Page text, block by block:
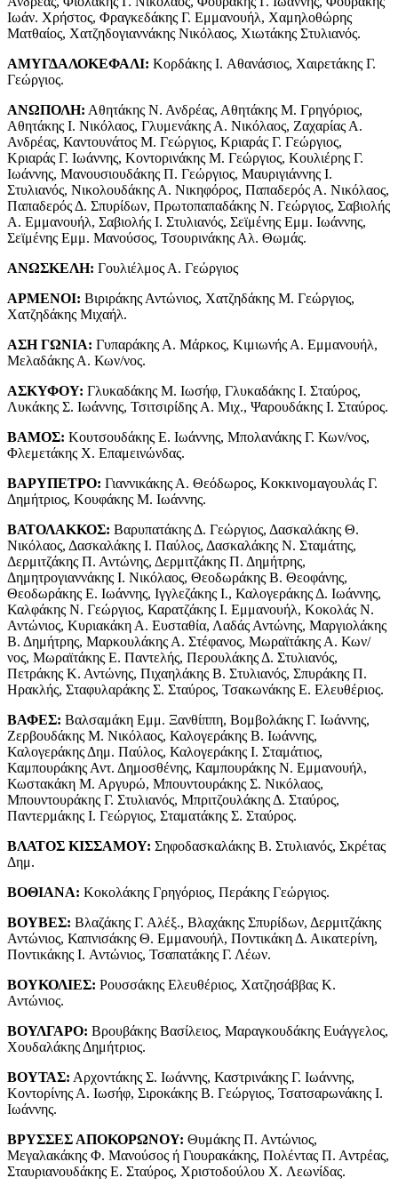
Ιωάν. Χρήστος, Φραγκεδάκης Γ. Εμμανουήλ, Χαμηλοθώρης
Ματθαίος, Χατζηδογιαννάκης Νικόλαος, Χιωτάκης Στυλιανός.
ΑΜΥΓΔΑΛΟΚΕΦΑΛΙ: Κορδάκης I. Αθανάσιος, Χαιρετάκης Γ.
Γεώργιος.
ΑΝΩΠΟΛΗ: Αθητάκης Ν. Ανδρέας, Αθητάκης Μ. Γρηγόριος,
Αθητάκης I. Νικόλαος, Γλυμενάκης Α. Νικόλαος, Ζαχαρίας Α.
Ανδρέας, Καντουνάτος Μ. Γεώργιος, Κριαράς Γ. Γεώργιος,
Κριαράς Γ. Ιωάννης, Κοντορινάκης Μ. Γεώργιος, Κουλιέρης Γ.
Ιωάννης, Μανουσιουδάκης Π. Γεώργιος, Μαυριγιάννης I.
Στυλιανός, Νικολουδάκης Α. Νικηφόρος, Παπαδερός Α. Νικόλαος,
Παπαδερός Δ. Σπυρίδων, Πρωτοπαπαδάκης Ν. Γεώργιος, Σαβιολής
Α. Εμμανουήλ, Σαβιολής I. Στυλιανός, Σεϊμένης Εμμ. Ιωάννης,
Σεϊμένης Εμμ. Μανούσος, Τσουρινάκης Αλ. Θωμάς.
ΑΝΩΣΚΕΛΗ: Γουλιέλμος Α. Γεώργιος
ΑΡΜΕΝΟΙ: Βιριράκης Αντώνιος, Χατζηδάκης Μ. Γεώργιος,
Χατζηδάκης Μιχαήλ.
ΑΣΗ ΓΩΝΙΑ: Γυπαράκης Α. Μάρκος, Κιμιωνής Α. Εμμανουήλ,
Μελαδάκης Α. Κων/νος.
ΑΣΚΥΦΟΥ: Γλυκαδάκης Μ. Ιωσήφ, Γλυκαδάκης I. Σταύρος,
Λυκάκης Σ. Ιωάννης, Τσιτσιρίδης Α. Μιχ., Ψαρουδάκης I. Σταύρος.
ΒΑΜΟΣ: Κουτσουδάκης Ε. Ιωάννης, Μπολανάκης Γ. Κων/νος,
Φλεμετάκης Χ. Επαμεινώνδας.
ΒΑΡΥΠΕΤΡΟ: Γιαννικάκης Α. Θεόδωρος, Κοκκινομαγουλάς Γ.
Δημήτριος, Κουφάκης Μ. Ιωάννης.
ΒΑΤΟΛΑΚΚΟΣ: Βαρυπατάκης Δ. Γεώργιος, Δασκαλάκης Θ.
Νικόλαος, Δασκαλάκης I. Παύλος, Δασκαλάκης Ν. Σταμάτης,
Δερμιτζάκης Π. Αντώνης, Δερμιτζάκης Π. Δημήτρης,
Δημητρογιαννάκης I. Νικόλαος, Θεοδωράκης Β. Θεοφάνης,
Θεοδωράκης Ε. Ιωάννης, Ιγγλεζάκης I., Καλογεράκης Δ. Ιωάννης,
Καλφάκης Ν. Γεώργιος, Καρατζάκης I. Εμμανουήλ, Κοκολάς Ν.
Αντώνιος, Κυριακάκη Α. Ευσταθία, Λαδάς Αντώνης, Μαργιολάκης
Β. Δημήτρης, Μαρκουλάκης Α. Στέφανος, Μωραϊτάκης Α. Κων/
νος, Μωραϊτάκης Ε. Παντελής, Περουλάκης Δ. Στυλιανός,
Πετράκης Κ. Αντώνης, Πιχαηλάκης Β. Στυλιανός, Σπυράκης Π.
Ηρακλής, Σταφυλαράκης Σ. Σταύρος, Τσακωνάκης Ε. Ελευθέριος.
ΒΑΦΕΣ: Βαλσαμάκη Εμμ. Ξανθίππη, Βομβολάκης Γ. Ιωάννης,
Ζερβουδάκης Μ. Νικόλαος, Καλογεράκης Β. Ιωάννης,
Καλογεράκης Δημ. Παύλος, Καλογεράκης Ι. Σταμάτιος,
Καμπουράκης Αντ. Δημοσθένης, Καμπουράκης Ν. Εμμανουήλ,
Κωστακάκη Μ. Αργυρώ, Μπουντουράκης Σ. Νικόλαος,
Μπουντουράκης Γ. Στυλιανός, Μπριτζουλάκης Δ. Σταύρος,
Παντερμάκης Ι. Γεώργιος, Σταματάκης Σ. Σταύρος.
ΒΛΑΤΟΣ ΚΙΣΣΑΜΟΥ: Σηφοδασκαλάκης Β. Στυλιανός, Σκρέτας
Δημ.
ΒΟΘΙΑΝΑ: Κοκολάκης Γρηγόριος, Περάκης Γεώργιος.
ΒΟΥΒΕΣ: Βλαζάκης Γ. Αλέξ., Βλαχάκης Σπυρίδων, Δερμιτζάκης
Αντώνιος, Καπνισάκης Θ. Εμμανουήλ, Ποντικάκη Δ. Αικατερίνη,
Ποντικάκης I. Αντώνιος, Τσαπατάκης Γ. Λέων.
ΒΟΥΚΟΛΙΕΣ: Ρουσσάκης Ελευθέριος, Χατζησάββας Κ.
Αντώνιος.
ΒΟΥΛΓΑΡΟ: Βρουβάκης Βασίλειος, Μαραγκουδάκης Ευάγγελος,
Χουδαλάκης Δημήτριος.
ΒΟΥΤΑΣ: Αρχοντάκης Σ. Ιωάννης, Καστρινάκης Γ. Ιωάννης,
Κοντορίνης Α. Ιωσήφ, Σιροκάκης Β. Γεώργιος, Τσατσαρωνάκης Ι.
Ιωάννης.
ΒΡΥΣΣΕΣ ΑΠΟΚΟΡΩΝΟΥ: Θυμάκης Π. Αντώνιος,
Μεγαλακάκης Φ. Μανούσος ή Γιουρακάκης, Πολέντας Π. Αντρέας,
Σταυριανουδάκης Ε. Σταύρος, Χριστοδούλου X. Λεωνίδας.